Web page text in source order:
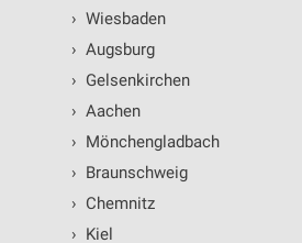
› Wiesbaden
› Augsburg
› Gelsenkirchen
› Aachen
› Mönchengladbach
› Braunschweig
› Chemnitz
› Kiel